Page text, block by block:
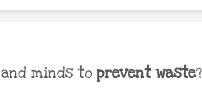
minds to prevent waste?